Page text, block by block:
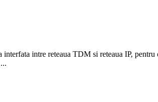
intre reteaua TDM si reteaua IP,